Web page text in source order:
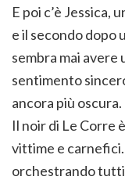
E poi c’è Jessica,
e il secondo dopo
sembra mai avere
sentimento
ancora più oscura.
Il noir di Le Corre
vittime e carnefici.
orchestrando